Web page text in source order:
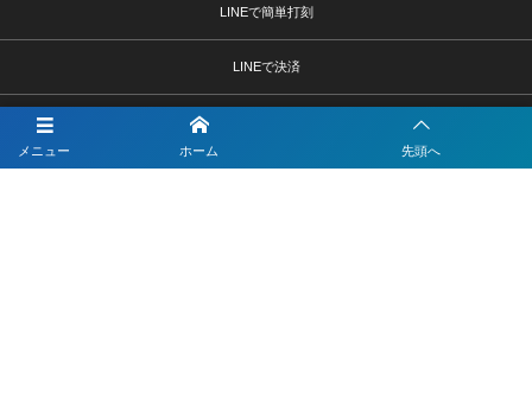
メニュー ホーム 先頭へ
LINEで簡単打刻
LINEで決済
LINEで問診票・お問合せフォーム